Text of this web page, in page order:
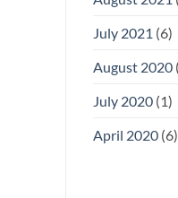
July 2021 (6)
August 2020
July 2020(1)
April 2020(6)